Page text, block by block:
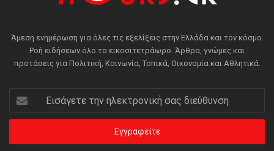
Άμεση ενημέρωση για όλες τις εξελίξεις στην Ελλάδα και τον κόσμο.
Ροή ειδήσεων όλο το εικοσιτετράωρο. Άρθρα, γνώμες και
προτάσεις για Πολιτική, Κοινωνία, Τοπικά, Οικονομία και Αθλητικά.
την
ηλεκτρονική
διεύθυνση